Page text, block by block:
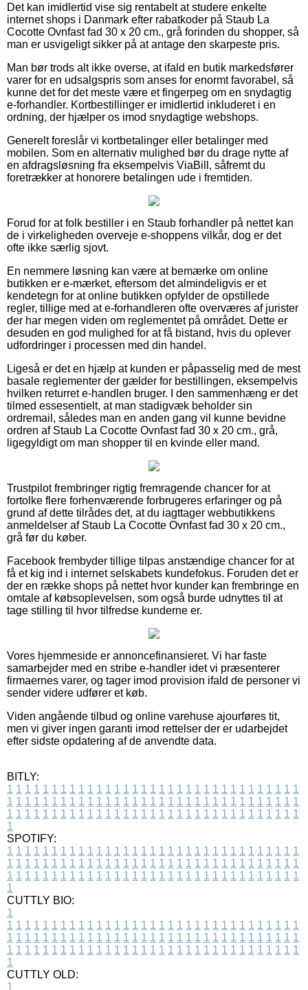
Det kan imidlertid vise sig rentabelt at studere enkelte
internet shops i Danmark efter rabatkoder på Staub La
Cocotte Ovnfast fad 30 x 20 cm., grå forinden du shopper, så
man er usvigeligt sikker på at antage den skarpeste pris.
Man bør trods alt ikke overse, at ifald en butik markedsfører
varer for en udsalgspris som anses for enormt favorabel, så
kunne det for det meste være et fingerpeg om en snydagtig
e-forhandler. Kortbestillinger er imidlertid inkluderet i en
ordning, der hjælper os imod snydagtige webshops.
Generelt foreslår vi kortbetalinger eller betalinger med
mobilen. Som en alternativ mulighed bør du drage nytte af
en afdragsløsning fra eksempelvis ViaBill, såfremt du
foretrækker at honorere betalingen ude i fremtiden.
Forud for at folk bestiller i en Staub forhandler på nettet kan
de i virkeligheden overveje e-shoppens vilkår, dog er det
ofte ikke særlig sjovt.
En nemmere løsning kan være at bemærke om online
butikken er e-mærket, eftersom det almindeligvis er et
kendetegn for at online butikken opfylder de opstillede
regler, tillige med at e-forhandleren ofte overværes af jurister
der har megen viden om reglementet på området. Dette er
desuden en god mulighed for at få bistand, hvis du oplever
udfordringer i processen med din handel.
Ligeså er det en hjælp at kunden er påpasselig med de mest
basale reglementer der gælder for bestillingen, eksempelvis
hvilken returret e-handlen bruger. I den sammenhæng er det
tilmed essesentielt, at man stadigvæk beholder sin
ordremail, således man en anden gang vil kunne bevidne
ordren af Staub La Cocotte Ovnfast fad 30 x 20 cm., grå,
ligegyldigt om man shopper til en kvinde eller mand.
Trustpilot frembringer rigtig fremragende chancer for at
fortolke flere forhenværende forbrugeres erfaringer og på
grund af dette tilrådes det, at du iagttager webbutikkens
anmeldelser af Staub La Cocotte Ovnfast fad 30 x 20 cm.,
grå før du køber.
Facebook frembyder tillige tilpas anstændige chancer for at
få et kig ind i internet selskabets kundefokus. Foruden det er
der en række shops på nettet hvor kunder kan frembringe en
omtale af købsoplevelsen, som også burde udnyttes til at
tage stilling til hvor tilfredse kunderne er.
Vores hjemmeside er annoncefinansieret. Vi har faste
samarbejder med en stribe e-handler idet vi præsenterer
firmaernes varer, og tager imod provision ifald de personer vi
sender videre udfører et køb.
Viden angående tilbud og online varehuse ajourføres tit,
men vi giver ingen garanti imod rettelser der er udarbejdet
efter sidste opdatering af de anvendte data.
BITLY:
1 1 1 1 1 1 1 1 1 1 1 1 1 1 1 1 1 1 1 1 1 1 1 1 1 1 1 1 1 1 1 1 1
1 1 1 1 1 1 1 1 1 1 1 1 1 1 1 1 1 1 1 1 1 1 1 1 1 1 1 1 1 1 1 1 1
1 1 1 1 1 1 1 1 1 1 1 1 1 1 1 1 1 1 1 1 1 1 1 1 1 1 1 1 1 1 1 1 1
1
SPOTIFY:
1 1 1 1 1 1 1 1 1 1 1 1 1 1 1 1 1 1 1 1 1 1 1 1 1 1 1 1 1 1 1 1 1
1 1 1 1 1 1 1 1 1 1 1 1 1 1 1 1 1 1 1 1 1 1 1 1 1 1 1 1 1 1 1 1 1
1 1 1 1 1 1 1 1 1 1 1 1 1 1 1 1 1 1 1 1 1 1 1 1 1 1 1 1 1 1 1 1 1
1
CUTTLY BIO:
1
1 1 1 1 1 1 1 1 1 1 1 1 1 1 1 1 1 1 1 1 1 1 1 1 1 1 1 1 1 1 1 1 1
1 1 1 1 1 1 1 1 1 1 1 1 1 1 1 1 1 1 1 1 1 1 1 1 1 1 1 1 1 1 1 1 1
1 1 1 1 1 1 1 1 1 1 1 1 1 1 1 1 1 1 1 1 1 1 1 1 1 1 1 1 1 1 1 1 1
1
CUTTLY OLD:
1